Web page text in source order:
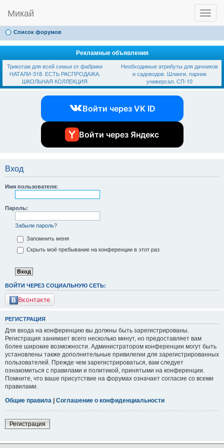
T
o
g
l
n
a
v
i
Микай
Ссылки Вход
Список форумов
Рекламные объявления
Трикотаж для всей семьи от фабрики
НАТАЛИ-318. ЕСТЬ РАСПРОДАЖА.
ШКОЛЬНАЯ КОЛЛЕКЦИЯ
Необходимые атрибуты для дачников
и садоводов. Шланги, парник
универсал. СП-10
Войти через VK ID
Войти через Яндекс
Вход
Имя пользователя:
Пароль:
Забыли пароль?
Запомнить меня
Скрыть моё пребывание на конференции в этот раз
ВОЙТИ ЧЕРЕЗ СОЦИАЛЬНУЮ СЕТЬ:
Вконтакте
РЕГИСТРАЦИЯ
Для входа на конференцию вы должны быть зарегистрированы.
Регистрация занимает всего несколько минут, но предоставляет вам
более широкие возможности. Администратором конференции могут быть
установлены также дополнительные привилегии для зарегистрированных
пользователей. Прежде чем зарегистрироваться, вам следует
ознакомиться с правилами и политикой, принятыми на конференции.
Помните, что ваше присутствие на форумах означает согласие со всеми
правилами.
Общие правила
Соглашение о конфиденциальности
Регистрация